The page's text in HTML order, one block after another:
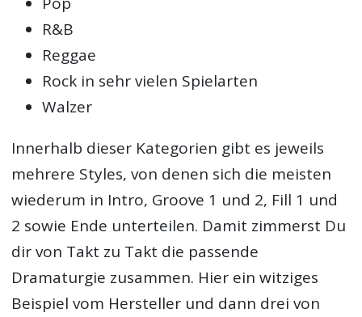
R&B
Reggae
Rock in sehr vielen Spielarten
Walzer
Innerhalb dieser Kategorien gibt es jeweils
mehrere Styles, von denen sich die meisten
wiederum in Intro, Groove 1 und 2, Fill 1 und
2 sowie Ende unterteilen. Damit zimmerst Du
dir von Takt zu Takt die passende
Dramaturgie zusammen. Hier ein witziges
Beispiel vom Hersteller und dann drei von